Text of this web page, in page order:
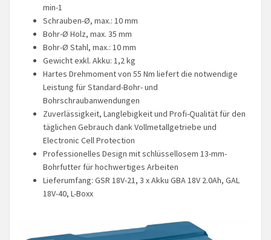
min-1
Schrauben-Ø, max.: 10 mm
Bohr-Ø Holz, max. 35 mm
Bohr-Ø Stahl, max.: 10 mm
Gewicht exkl. Akku: 1,2 kg
Hartes Drehmoment von 55 Nm liefert die notwendige
Leistung für Standard-Bohr- und
Bohrschraubanwendungen
Zuverlässigkeit, Langlebigkeit und Profi-Qualität für den
täglichen Gebrauch dank Vollmetallgetriebe und
Electronic Cell Protection
Professionelles Design mit schlüssellosem 13-mm-
Bohrfutter für hochwertiges Arbeiten
Lieferumfang: GSR 18V-21, 3 x Akku GBA 18V 2.0Ah, GAL
18V-40, L-Boxx